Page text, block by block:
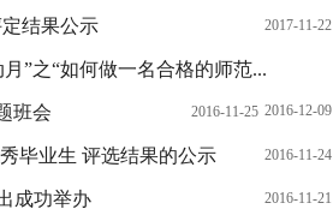
结果公示 2017-11-22
”之“如何做一名合格的师范...
2016-12-09
班会 2016-11-25
毕业生 评选结果的公示 2016-11-24
成功举办 2016-11-21